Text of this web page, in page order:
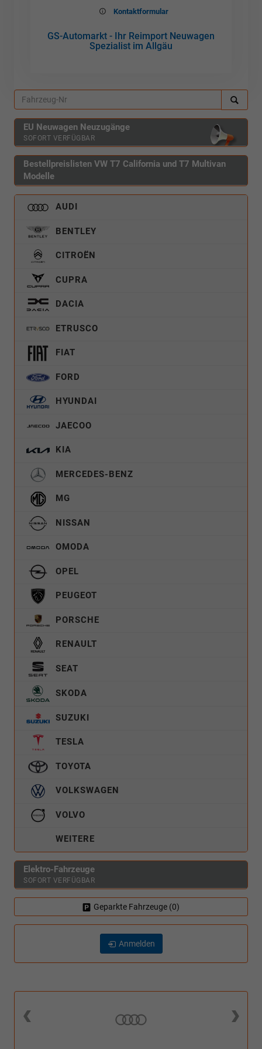
Kontaktformular
GS-Automarkt - Ihr Reimport Neuwagen
Spezialist im Allgäu
EU Neuwagen Neuzugänge
SOFORT VERFÜGBAR
Bestellpreislisten VW T7 California und T7 Multivan
Modelle
AUDI
BENTLEY
CITROËN
CUPRA
DACIA
ETRUSCO
FIAT
FORD
HYUNDAI
JAECOO
KIA
MERCEDES-BENZ
MG
NISSAN
OMODA
OPEL
PEUGEOT
PORSCHE
RENAULT
SEAT
SKODA
SUZUKI
TESLA
TOYOTA
VOLKSWAGEN
VOLVO
WEITERE
Elektro-Fahrzeuge
SOFORT VERFÜGBAR
Geparkte Fahrzeuge (0)
Anmelden